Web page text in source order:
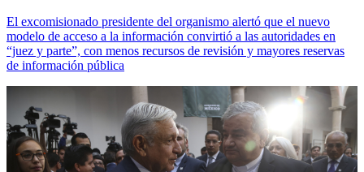
El excomisionado presidente del organismo alertó que el nuevo
modelo de acceso a la información convirtió a las autoridades en
“juez y parte”, con menos recursos de revisión y mayores reservas
de información pública